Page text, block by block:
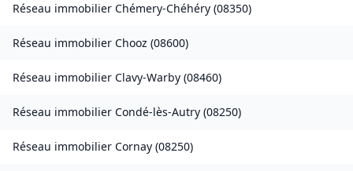
Réseau immobilier Chémery-Chéhéry (08350)
Réseau immobilier Chooz (08600)
Réseau immobilier Clavy-Warby (08460)
Réseau immobilier Condé-lès-Autry (08250)
Réseau immobilier Cornay (08250)